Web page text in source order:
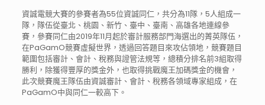
資誠電競大賽的參賽者為55位資誠同仁，共分為11隊，5人組成一
隊，隊伍從臺北、桃園、新竹、臺中、臺南、高雄各地連線參
賽，參賽同仁由2019年11月起於審計服務部門海選出的菁英隊伍，
在PaGamO競賽虛擬世界，透過回答題目來攻佔領地，競賽題目
範圍包括審計、會計、稅務與證管法規等，總積分排名前3組取得
勝利，除獲得豐厚的獎金外，也取得挑戰魔王加碼獎金的機會，
此次競賽魔王隊伍由資誠審計、會計、稅務各領域專家組成，在
PaGamO中與同仁一較高下。